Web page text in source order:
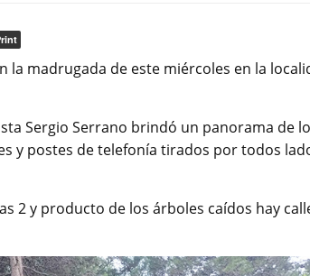
madrugada de este miércoles en la
Sergio Serrano brindó un panorama de
y postes de telefonía tirados por todos
2 y producto de los árboles caídos hay